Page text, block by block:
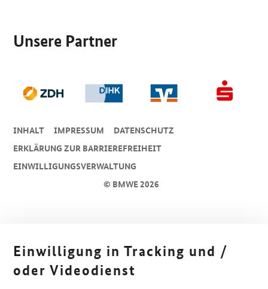
Unsere Partner
© BMWE 2026
INHALT IMPRESSUM
DA­TEN­SCHUTZ
ERKLÄRUNG ZUR BARRIEREFREIHEIT
EINWILLIGUNGSVERWALTUNG
Einwilligung in Tracking und /
oder Videodienst